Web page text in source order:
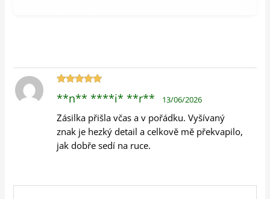
5 z 5
**n** ****i* **r** 13/06/2026
Zásilka přišla včas a v pořádku. Vyšívaný
znak je hezký detail a celkově mě překvapilo,
jak dobře sedí na ruce.